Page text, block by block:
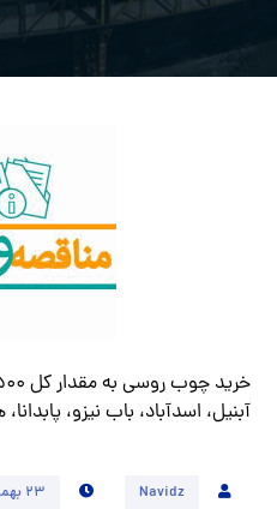
آبنیل، اسدآباد، باب نیزو،
Navidz ۲۳ بهمن ۱۴۰۰